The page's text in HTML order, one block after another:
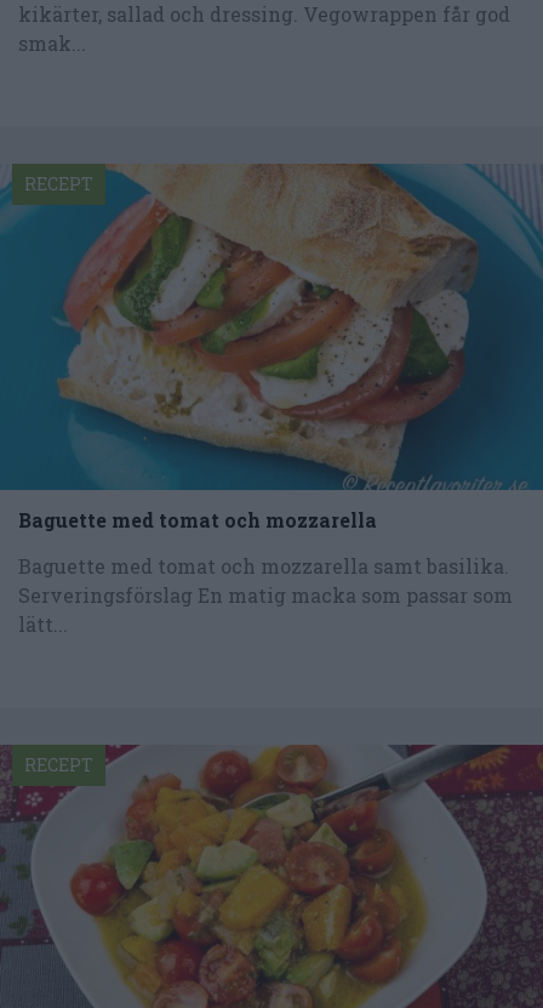
kikärter, sallad och dressing. Vegowrappen får god
smak...
Baguette med tomat och mozzarella
Baguette med tomat och mozzarella samt basilika.
Serveringsförslag En matig macka som passar som
lätt...
RECEPT
RECEPT